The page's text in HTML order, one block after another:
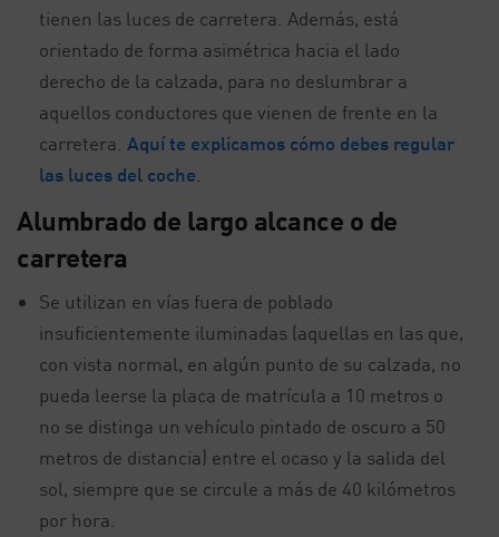
tienen las luces de carretera. Además, está
orientado de forma asimétrica hacia el lado
derecho de la calzada, para no deslumbrar a
aquellos conductores que vienen de frente en la
carretera. Aquí te explicamos cómo debes regular
las luces del coche
Alumbrado de largo alcance o de
carretera
Se utilizan en vías fuera de poblado
insuficientemente iluminadas (aquellas en las que,
con vista normal, en algún punto de su calzada, no
pueda leerse la placa de matrícula a 10 metros o
no se distinga un vehículo pintado de oscuro a 50
metros de distancia) entre el ocaso y la salida del
sol, siempre que se circule a más de 40 kilómetros
por hora.